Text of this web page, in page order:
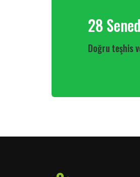
28
Doğru teşhis